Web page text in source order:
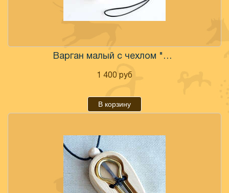
Варган малый с чехлом "Индеец"
1 400 руб
В корзину